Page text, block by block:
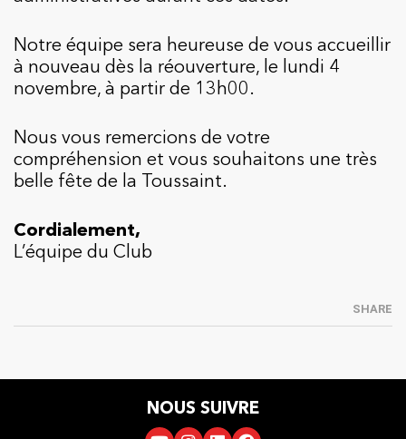
Notre équipe sera heureuse de vous accueillir
à nouveau dès la réouverture, le lundi 4
novembre, à partir de 13h00.
Nous vous remercions de votre
compréhension et vous souhaitons une très
belle fête de la Toussaint.
Cordialement,
L’équipe du Club
SHARE
NOUS SUIVRE